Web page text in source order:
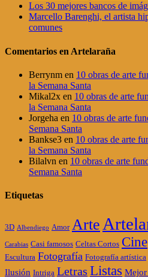
Los 30 mejores bancos de
Marcello Barenghi, el artista
comunes
Comentarios en Artelaraña
Berrynm en 10 obras de arte
la Semana Santa
Mikal2x en 10 obras de arte
la Semana Santa
Jorgeha en 10 obras de arte
Semana Santa
Bankse3 en 10 obras de arte
la Semana Santa
Bilalvn en 10 obras de arte
Semana Santa
Etiquetas
3D Albendiego Amor Arte
Carabias Casi famosos Celtas Cortos Cine
Escultura Fotografía Fotografía artística
Ilusión Intriga Letras Listas